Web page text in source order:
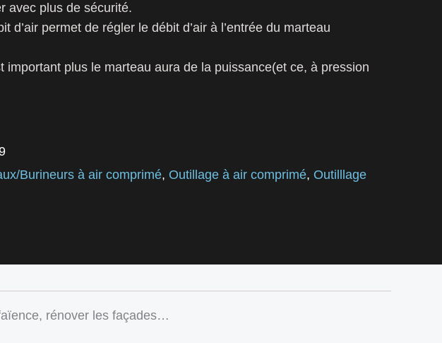
avec plus de sécurité.
d’air permet de régler le débit d’air à l’entrée du marteau
important plus le marteau aura de la puissance(et ce, à pression
Burineurs à air comprimé, Outillage à air comprimé, Outilllage
rénover les façades…